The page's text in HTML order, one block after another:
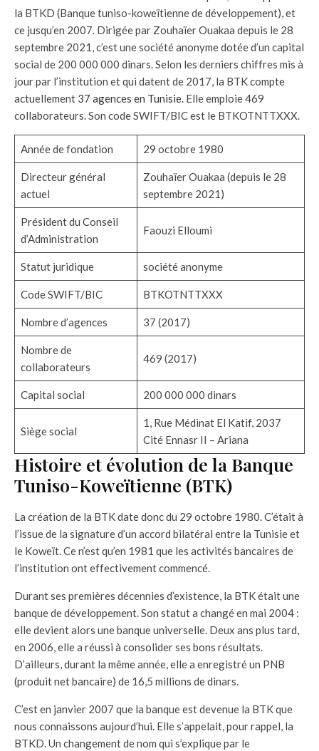
la BTKD (Banque tuniso-koweïtienne de développement), et
ce jusqu’en 2007. Dirigée par Zouhaïer Ouakaa depuis le 28
septembre 2021, c’est une société anonyme dotée d’un capital
social de 200 000 000 dinars. Selon les derniers chiffres mis à
jour par l’institution et qui datent de 2017, la BTK compte
actuellement 37 agences en Tunisie. Elle emploie 469
collaborateurs. Son code SWIFT/BIC est le BTKOTNTTXXX.
Année de fondation 29 octobre 1980
Directeur général
actuel
Zouhaïer Ouakaa (depuis le 28
septembre 2021)
Président du Conseil
d’Administration
Faouzi Elloumi
Statut juridique société anonyme
Code SWIFT/BIC BTKOTNTTXXX
Nombre d’agences 37 (2017)
Nombre de
collaborateurs
469 (2017)
Capital social 200 000 000 dinars
Siège social
1, Rue Médinat El Katif, 2037
Cité Ennasr II – Ariana
Histoire et évolution de la Banque
Tuniso-Koweïtienne (BTK)
La création de la BTK date donc du 29 octobre 1980. C’était à
l’issue de la signature d’un accord bilatéral entre la Tunisie et
le Koweït. Ce n’est qu’en 1981 que les activités bancaires de
l’institution ont effectivement commencé.
Durant ses premières décennies d’existence, la BTK était une
banque de développement. Son statut a changé en mai 2004 :
elle devient alors une banque universelle. Deux ans plus tard,
en 2006, elle a réussi à consolider ses bons résultats.
D’ailleurs, durant la même année, elle a enregistré un PNB
(produit net bancaire) de 16,5 millions de dinars.
C’est en janvier 2007 que la banque est devenue la BTK que
nous connaissons aujourd’hui. Elle s’appelait, pour rappel, la
BTKD. Un changement de nom qui s’explique par le